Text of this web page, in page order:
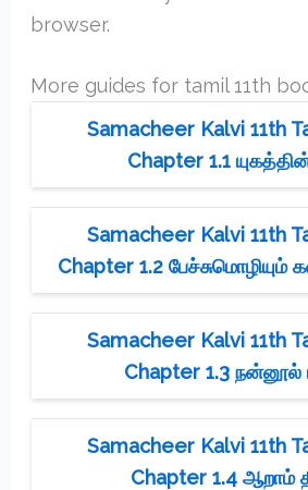
browser.
More guides for tamil 11th
Samacheer Kalvi 11th
Chapter 1.1
Samacheer Kalvi 11th
Chapter 1.2 பேச்சுமொழியும்
Samacheer Kalvi 11th
Chapter 1.3 நன்னூல்
Samacheer Kalvi 11th
Chapter 1.4 ஆறாம்